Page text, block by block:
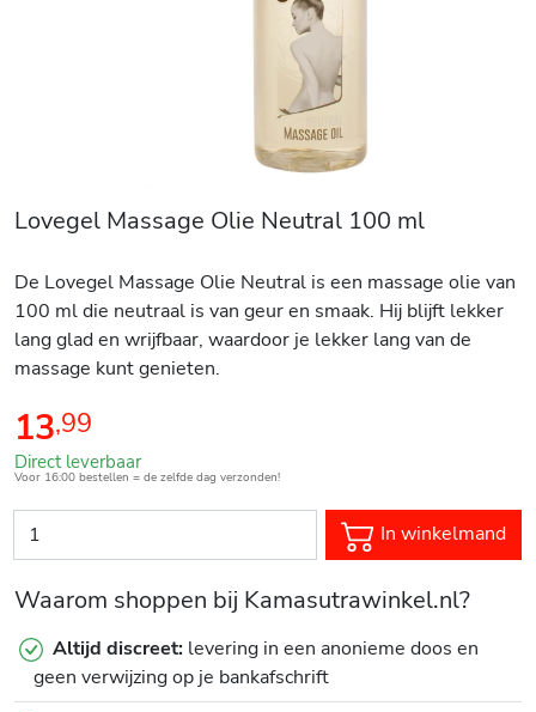
Lovegel Massage Olie Neutral 100 ml
De Lovegel Massage Olie Neutral is een massage olie van
100 ml die neutraal is van geur en smaak. Hij blijft lekker
lang glad en wrijfbaar, waardoor je lekker lang van de
massage kunt genieten.
13,99
Direct leverbaar
Voor 16:00 bestellen = de zelfde dag verzonden!
In winkelmand
Waarom shoppen bij Kamasutrawinkel.nl?
Altijd discreet: levering in een anonieme doos en
geen verwijzing op je bankafschrift